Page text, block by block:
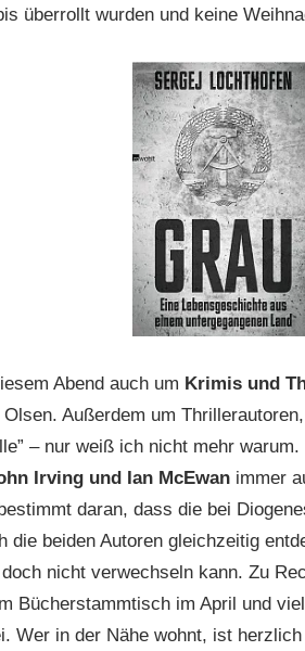
überrollt wurden und keine
Abend auch um Krimis und
Außerdem um
– nur weiß ich nicht mehr
Irving und Ian McEwanimmer
daran, dass die bei
die beiden Autoren gleichzeitig
nicht verwechseln kann. Zu
Bücherstammtisch im April und
Wer in der Nähe wohnt, ist herzlich